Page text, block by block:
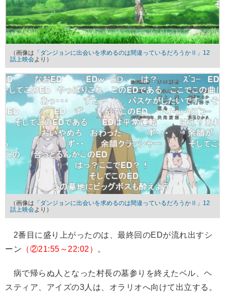
（画像は 「ダンジョンに出会いを求めるのは間違っているだろうかⅡ」12
話上映会より）
（画像は 「ダンジョンに出会いを求めるのは間違っているだろうかⅡ」12
話上映会より）
2番目に盛り上がったのは、最終回のEDが流れ出すシ
ーン （②21:55～22:02） 。
病で帰らぬ人となった村長の墓参りを終えたベル、ヘ
スティア、アイズの3人は、オラリオへ向けて出立する。